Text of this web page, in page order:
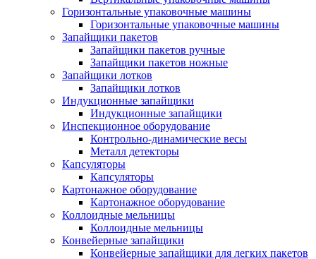
Горизонтальные упаковочные машины
Горизонтальные упаковочные машины
Запайщики пакетов
Запайщики пакетов ручные
Запайщики пакетов ножные
Запайщики лотков
Запайщики лотков
Индукционные запайщики
Индукционные запайщики
Инспекционное оборудование
Контрольно-динамические весы
Металл детекторы
Капсуляторы
Капсуляторы
Картонажное оборудование
Картонажное оборудование
Коллоидные мельницы
Коллоидные мельницы
Конвейерные запайщики
Конвейерные запайщики для легких пакетов